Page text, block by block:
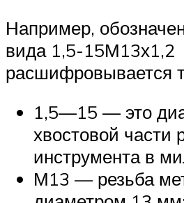
Например,
вида 1,5-15М13х1,2
расшифровывается
1,5—15 — это
хвостовой части
инструмента в
М13 — резьба